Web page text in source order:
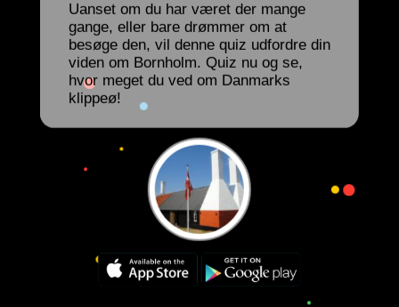
Uanset om du har været der mange
gange, eller bare drømmer om at
besøge den, vil denne quiz udfordre din
viden om Bornholm. Quiz nu og se,
hvor meget du ved om Danmarks
klippeø!